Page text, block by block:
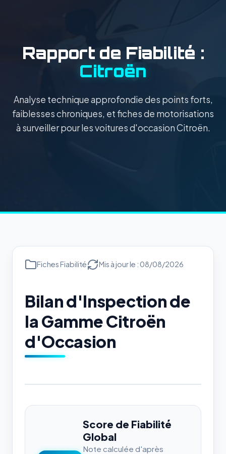
Rapport de Fiabilité :
Citroën
Analyse technique approfondie des points forts,
faiblesses chroniques, et fiches de motorisations
à surveiller pour les voitures d'occasion Citroën.
Fiches Fiabilité Mis à jour le : 08/08/2026
Bilan d'Inspection de
la Gamme Citroën
d'Occasion
Score de Fiabilité
Global
Note calculée d'après